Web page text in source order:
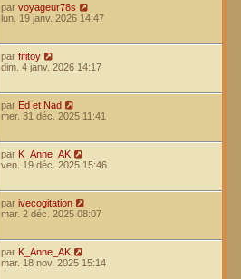
par voyageur78s
lun. 19 janv. 2026 14:47
par fifitoy
dim. 4 janv. 2026 14:17
par Ed et Nad
mer. 31 déc. 2025 11:41
par K_Anne_AK
ven. 19 déc. 2025 15:46
par ivecogitation
mar. 2 déc. 2025 08:07
par K_Anne_AK
mar. 18 nov. 2025 15:14